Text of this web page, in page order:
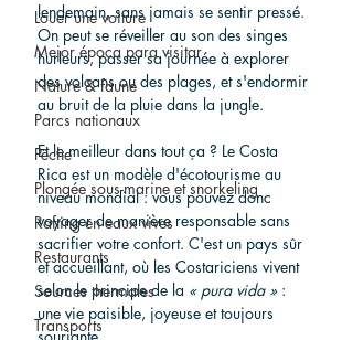
Louer une voiture
Mejor época para visitar
Nature & faune
Parcs nationaux
Pêche
Plongée sous-marine et snorkeling
Rafting en eaux vives
Restaurants
Sources thermales
Transports
lendemain, sans jamais se sentir pressé.
On peut se réveiller au son des singes
hurleurs, passer sa journée à explorer
des volcans ou des plages, et s'endormir
au bruit de la pluie dans la jungle.
Et le meilleur dans tout ça ? Le Costa
Rica est un modèle d'écotourisme au
niveau mondial : vous pouvez donc
voyager de manière responsable sans
sacrifier votre confort. C'est un pays sûr
et accueillant, où les Costariciens vivent
selon le principe de la « pura vida » :
une vie paisible, joyeuse et toujours